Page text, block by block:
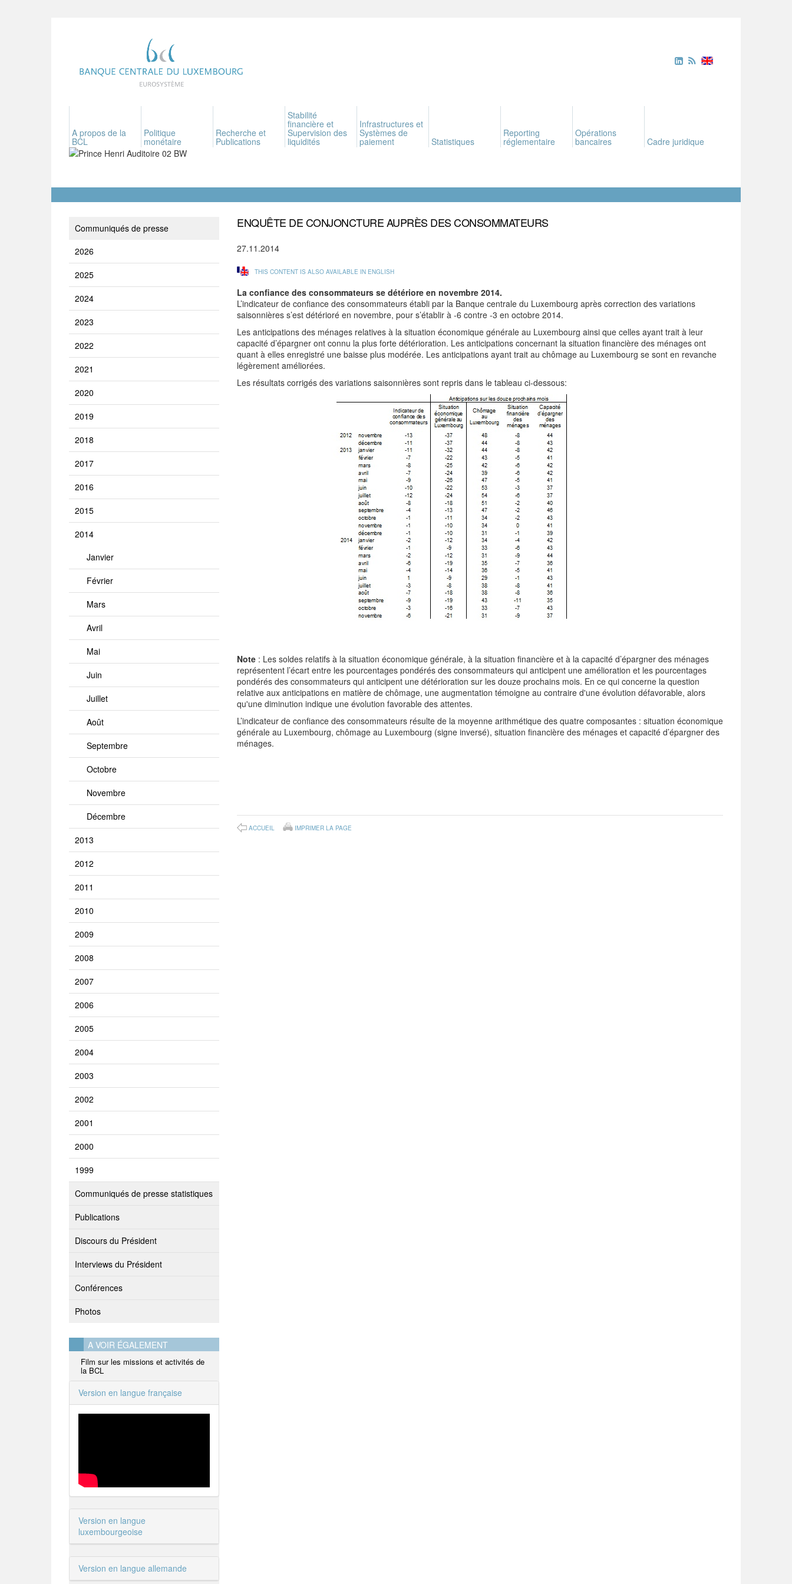
A propos de la
BCL
Politique
monétaire
Recherche et
Publications
Stabilité
financière et
Supervision des
liquidités
Infrastructures et
Systèmes de
paiement Statistiques
Reporting
réglementaire
Opérations
bancaires Cadre juridique
Communiqués de presse
2026
2025
2024
2023
2022
2021
2020
2019
2018
2017
2016
2015
2014
Janvier
Février
Mars
Avril
Mai
Juin
Juillet
Août
Septembre
Octobre
Novembre
Décembre
2013
2012
2011
2010
2009
2008
2007
2006
2005
2004
2003
2002
2001
2000
1999
Communiqués de presse statistiques
Publications
Discours du Président
Interviews du Président
Conférences
Photos
A VOIR ÉGALEMENT
Film sur les missions et activités de
la BCL
Version en langue française
Version en langue
luxembourgeoise
Version en langue allemande
ENQUÊTE DE CONJONCTURE AUPRÈS DES CONSOMMATEURS
27.11.2014
THIS CONTENT IS ALSO AVAILABLE IN ENGLISH
La confiance des consommateurs se détériore en novembre 2014.
L’indicateur de confiance des consommateurs établi par la Banque centrale du Luxembourg après correction des variations
saisonnières s’est détérioré en novembre, pour s’établir à -6 contre -3 en octobre 2014.
Les anticipations des ménages relatives à la situation économique générale au Luxembourg ainsi que celles ayant trait à leur
capacité d’épargner ont connu la plus forte détérioration. Les anticipations concernant la situation financière des ménages ont
quant à elles enregistré une baisse plus modérée. Les anticipations ayant trait au chômage au Luxembourg se sont en revanche
légèrement améliorées.
Les résultats corrigés des variations saisonnières sont repris dans le tableau ci-dessous:
Note : Les soldes relatifs à la situation économique générale, à la situation financière et à la capacité d’épargner des ménages
représentent l’écart entre les pourcentages pondérés des consommateurs qui anticipent une amélioration et les pourcentages
pondérés des consommateurs qui anticipent une détérioration sur les douze prochains mois. En ce qui concerne la question
relative aux anticipations en matière de chômage, une augmentation témoigne au contraire d'une évolution défavorable, alors
qu'une diminution indique une évolution favorable des attentes.
L’indicateur de confiance des consommateurs résulte de la moyenne arithmétique des quatre composantes : situation économique
générale au Luxembourg, chômage au Luxembourg (signe inversé), situation financière des ménages et capacité d’épargner des
ménages.
ACCUEIL IMPRIMER LA PAGE